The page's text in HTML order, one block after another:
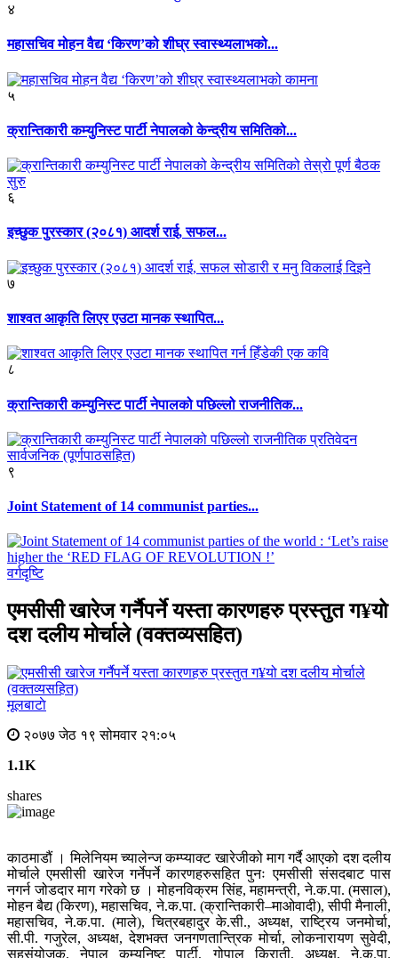
४
महासचिव मोहन वैद्य ‘किरण’को शीघ्र स्वास्थ्यलाभको...
५
क्रान्तिकारी कम्युनिस्ट पार्टी नेपालको केन्द्रीय समितिको...
६
इच्छुक पुरस्कार (२०८१) आदर्श राई, सफल...
७
शाश्वत आकृति लिएर एउटा मानक स्थापित...
८
क्रान्तिकारी कम्युनिस्ट पार्टी नेपालको पछिल्लो राजनीतिक...
९
Joint Statement of 14 communist parties...
वर्गदृष्टि
एमसीसी खारेज गर्नैपर्ने यस्ता कारणहरु प्रस्तुत ग¥यो
दश दलीय मोर्चाले (वक्तव्यसहित)
मूलबाटाे
२०७७ जेठ १९ सोमवार २१:०५
1.1K
shares
काठमाडौं । मिलेनियम च्यालेन्ज कम्प्याक्ट खारेजीको माग गर्दै आएको दश दलीय
मोर्चाले एमसीसी खारेज गर्नेपर्ने कारणहरुसहित पुनः एमसीसी संसदबाट पास
नगर्न जोडदार माग गरेको छ । मोहनविक्रम सिंह, महामन्त्री, ने.क.पा. (मसाल),
मोहन बैद्य (किरण), महासचिव, ने.क.पा. (क्रान्तिकारी–माओवादी), सीपी मैनाली,
महासचिव, ने.क.पा. (माले), चित्रबहादुर के.सी., अध्यक्ष, राष्ट्रिय जनमोर्चा,
सी.पी. गजुरेल, अध्यक्ष, देशभक्त जनगणतान्त्रिक मोर्चा, लोकनारायण सुवेदी,
सहसंयोजक, नेपाल कम्युनिष्ट पार्टी, गोपाल किराती, अध्यक्ष, ने.क.पा.